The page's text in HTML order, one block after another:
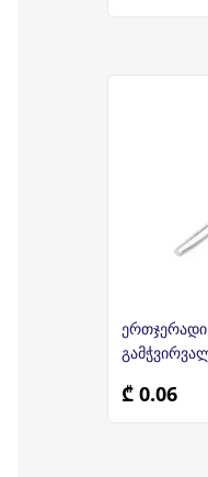
ერთჯერადი კოვზი
₾ 0.06